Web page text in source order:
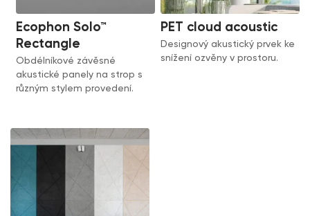
Ecophon Solo™
Rectangle
Obdélníkové závěsné
akustické panely na strop s
různým stylem provedení.
PET cloud acoustic
Designový akustický prvek ke
snížení ozvěny v prostoru.